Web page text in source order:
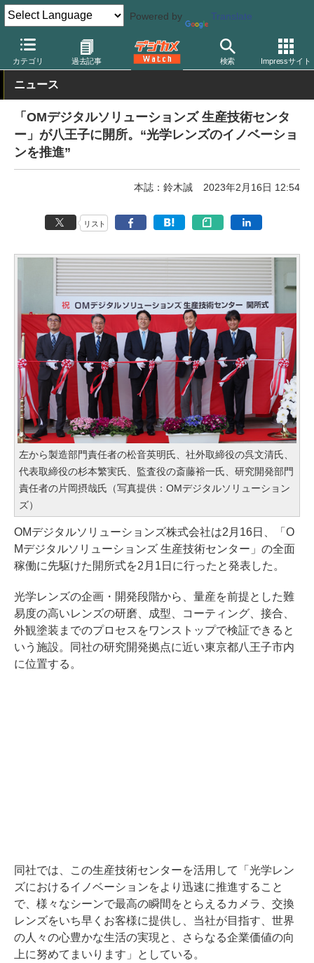
Powered by Translate
カテゴリ 過去記事 検索 Impressサイト
デジカメ Watch レンズ 交換レンズ OMDS/オリンパス
ニュース
「OMデジタルソリューションズ 生産技術センタ
ー」が八王子に開所。“光学レンズのイノベーショ
ンを推進”
本誌：鈴木誠 2023年2月16日 12:54
リスト
左から製造部門責任者の松音英明氏、社外取締役の呉文清氏、
代表取締役の杉本繁実氏、監査役の斎藤裕一氏、研究開発部門
責任者の片岡摂哉氏（写真提供：OMデジタルソリューション
ズ）
OMデジタルソリューションズ株式会社は2月16日、「O
Mデジタルソリューションズ 生産技術センター」の全面
稼働に先駆けた開所式を2月1日に行ったと発表した。
光学レンズの企画・開発段階から、量産を前提とした難
易度の高いレンズの研磨、成型、コーティング、接合、
外観塗装までのプロセスをワンストップで検証できると
いう施設。同社の研究開発拠点に近い東京都八王子市内
に位置する。
同社では、この生産技術センターを活用して「光学レン
ズにおけるイノベーションをより迅速に推進すること
で、様々なシーンで最高の瞬間をとらえるカメラ、交換
レンズをいち早くお客様に提供し、当社が目指す、世界
の人々の心豊かな生活の実現と、さらなる企業価値の向
上に努めてまいります」としている。